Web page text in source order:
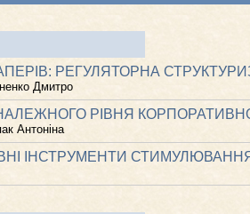
РЕГУЛЯТОРНА
Дмитро
РІВНЯ
Антоніна
ІНСТРУМЕНТИ